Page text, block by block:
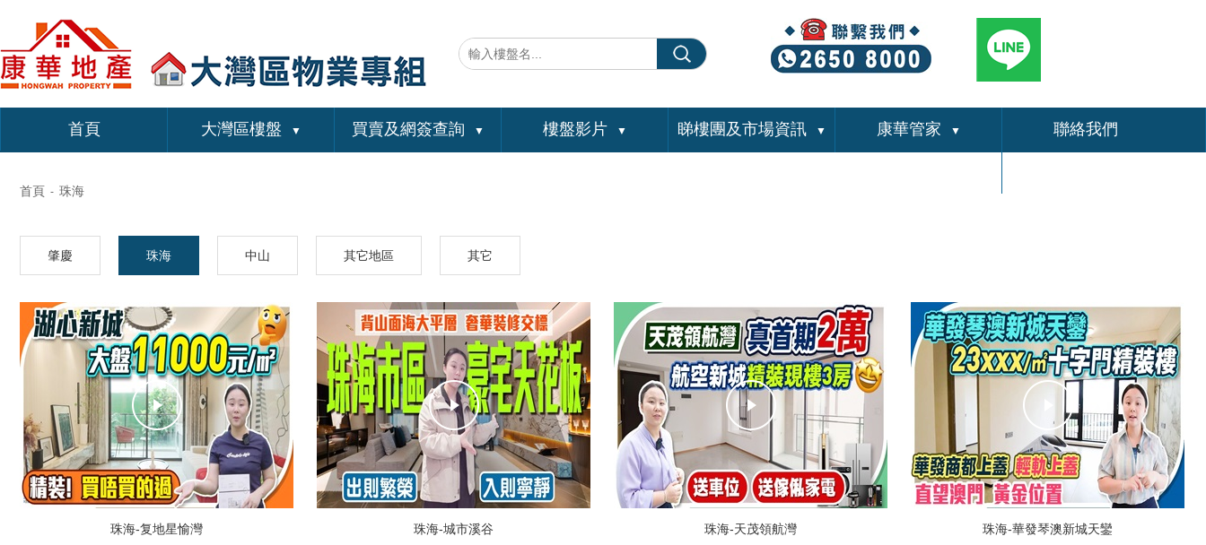
首頁 大灣區樓盤 ▼ 買賣及網簽查詢 ▼ 樓盤影片 ▼ 睇樓團及市場資訊 ▼ 康華管家 ▼ 聯絡我們
首頁 - 珠海
肇慶 珠海 中山 其它地區 其它
珠海-复地星愉灣 珠海-城市溪谷 珠海-天茂領航灣 珠海-華發琴澳新城天鑾